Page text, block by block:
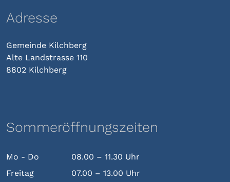
Adresse
Gemeinde Kilchberg
Alte Landstrasse 110
8802 Kilchberg
Sommeröffnungszeiten
Mo - Do
08.00 – 11.30 Uhr
Freitag
07.00 – 13.00 Uhr